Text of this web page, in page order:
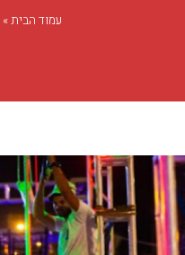
עמוד הבית»